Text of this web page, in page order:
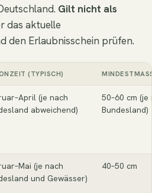
Gilt nicht als
das aktuelle
den Erlaubnisschein prüfen.
(TYPISCH)
(je nach
abweichend)
50–60 cm (je
Bundesland)
(je nach
und Gewässer)
40–50 cm